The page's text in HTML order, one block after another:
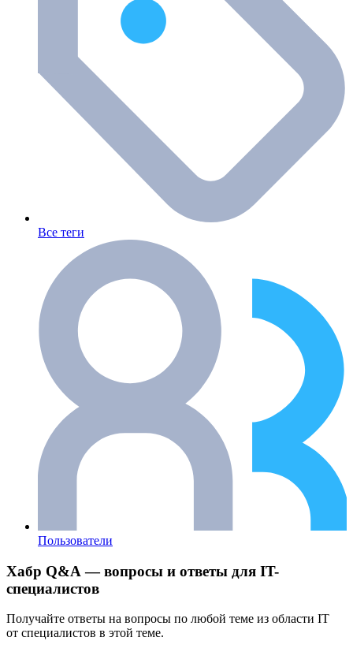
Все теги
Пользователи
Хабр Q&A — вопросы и ответы для IT-
специалистов
Получайте ответы на вопросы по любой теме из области IT
от специалистов в этой теме.